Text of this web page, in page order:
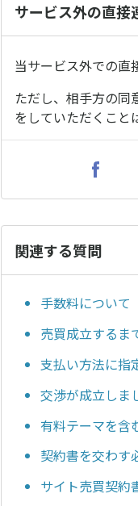
サービス外の直接
当サービス外での直
ただし、相手方の同
をしていただくこと
関連する質問
手数料について
売買成立するま
支払い方法に指
交渉が成立しま
有料テーマを含
契約書を交わす
サイト売買契約